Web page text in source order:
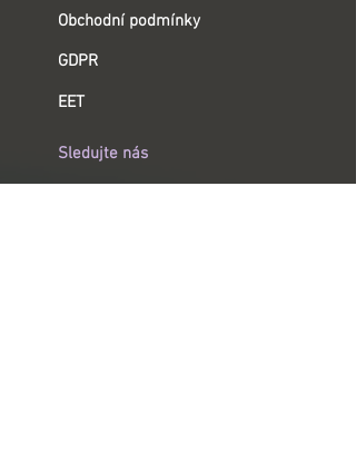
Sledujte nás
Obchodní podmínky
GDPR
EET